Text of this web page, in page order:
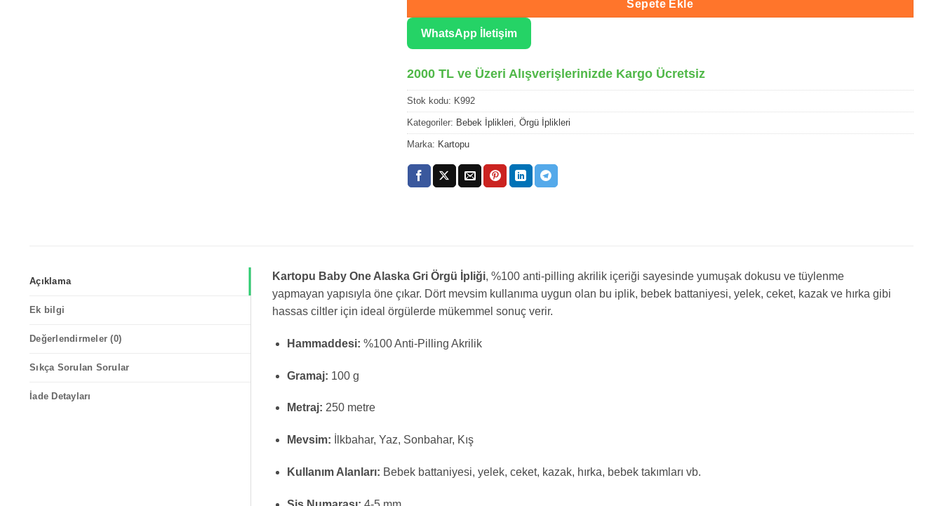
Sepete Ekle
WhatsApp İletişim
2000 TL ve Üzeri Alışverişlerinizde Kargo Ücretsiz
Stok kodu: K992
Kategoriler: Bebek İplikleri, Örgü İplikleri
Marka: Kartopu
Açıklama
Ek bilgi
Değerlendirmeler (0)
Sıkça Sorulan Sorular
İade Detayları
Kartopu Baby One Alaska Gri Örgü İpliği, %100 anti-pilling akrilik içeriği sayesinde yumuşak dokusu ve tüylenme
yapmayan yapısıyla öne çıkar. Dört mevsim kullanıma uygun olan bu iplik, bebek battaniyesi, yelek, ceket, kazak ve hırka gibi
hassas ciltler için ideal örgülerde mükemmel sonuç verir.
Hammaddesi: %100 Anti-Pilling Akrilik
Gramaj: 100 g
Metraj: 250 metre
Mevsim: İlkbahar, Yaz, Sonbahar, Kış
Kullanım Alanları: Bebek battaniyesi, yelek, ceket, kazak, hırka, bebek takımları vb.